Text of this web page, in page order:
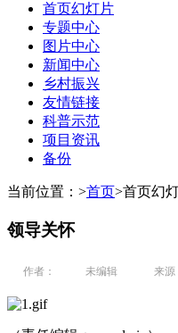
首页幻灯片
专题中心
图片中心
新闻中心
乡村振兴
友情链接
科普示范
项目资讯
备份
当前位置： >首页>首页幻
领导关怀
作者： 未编辑 来源